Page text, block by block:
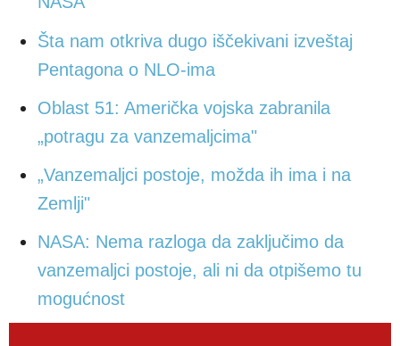
Šta nam otkriva dugo iščekivani izveštaj
Pentagona o NLO-ima
Oblast 51: Američka vojska zabranila
„potragu za vanzemaljcima"
„Vanzemaljci postoje, možda ih ima i na
Zemlji"
NASA: Nema razloga da zaključimo da
vanzemaljci postoje, ali ni da otpišemo tu
mogućnost